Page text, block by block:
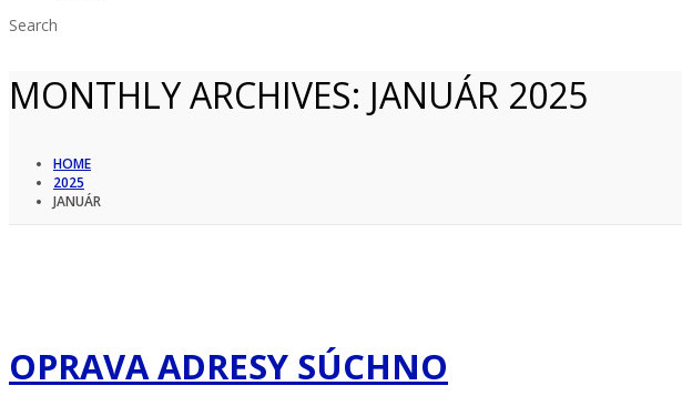
Search
MONTHLY ARCHIVES: JANUÁR 2025
HOME
2025
JANUÁR
OPRAVA ADRESY SÚCHNO